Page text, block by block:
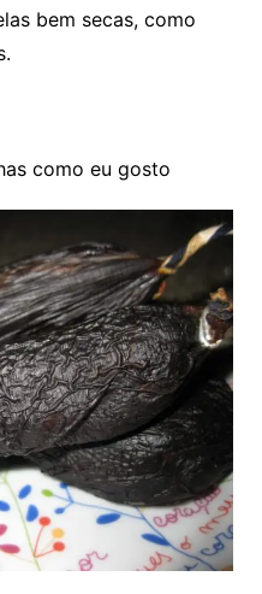
bem secas, como
como eu gosto